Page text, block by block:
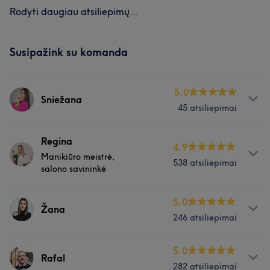
Rodyti daugiau atsiliepimų...
Susipažink su komanda
Sniežana
5.0
45 atsiliepimai
Paslaugos
Plaukai
Darbų galerija
Regina
Manikiūro meistrė,
salono savininkė
4.9
538 atsiliepimai
Apie
Esu manikūro meistrė jau 11 metų. Gyvenu savo darbu ir
kliento norus auksčiausiu lygiu! Mielai lauksių jūsų visų.
Žana
5.0
246 atsiliepimai
Paslaugos
Rafal
5.0
282 atsiliepimai